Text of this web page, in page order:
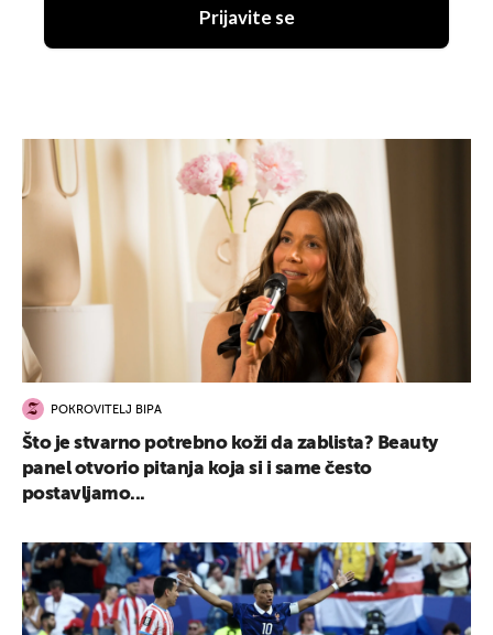
Prijavite se
POKROVITELJ BIPA
Što je stvarno potrebno koži da zablista? Beauty
panel otvorio pitanja koja si i same često
postavljamo...